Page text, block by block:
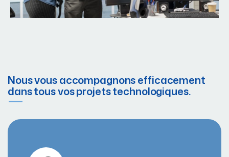
Nous vous accompagnons efficacement
dans tous vos projets technologiques.